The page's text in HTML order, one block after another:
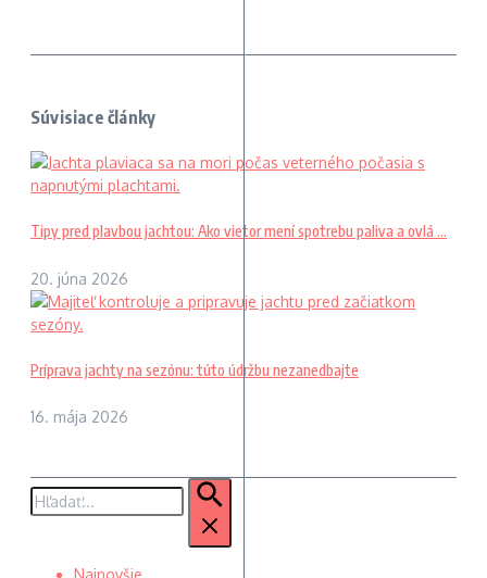
Súvisiace články
Tipy pred plavbou jachtou: Ako vietor mení spotrebu paliva a ovlá ...
20. júna 2026
Príprava jachty na sezónu: túto údržbu nezanedbajte
16. mája 2026
Hľadať: